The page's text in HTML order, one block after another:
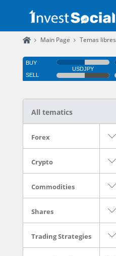
Main Page Temas libres
All tematics
Forex
Crypto
Commodities
Shares
Trading Strategies